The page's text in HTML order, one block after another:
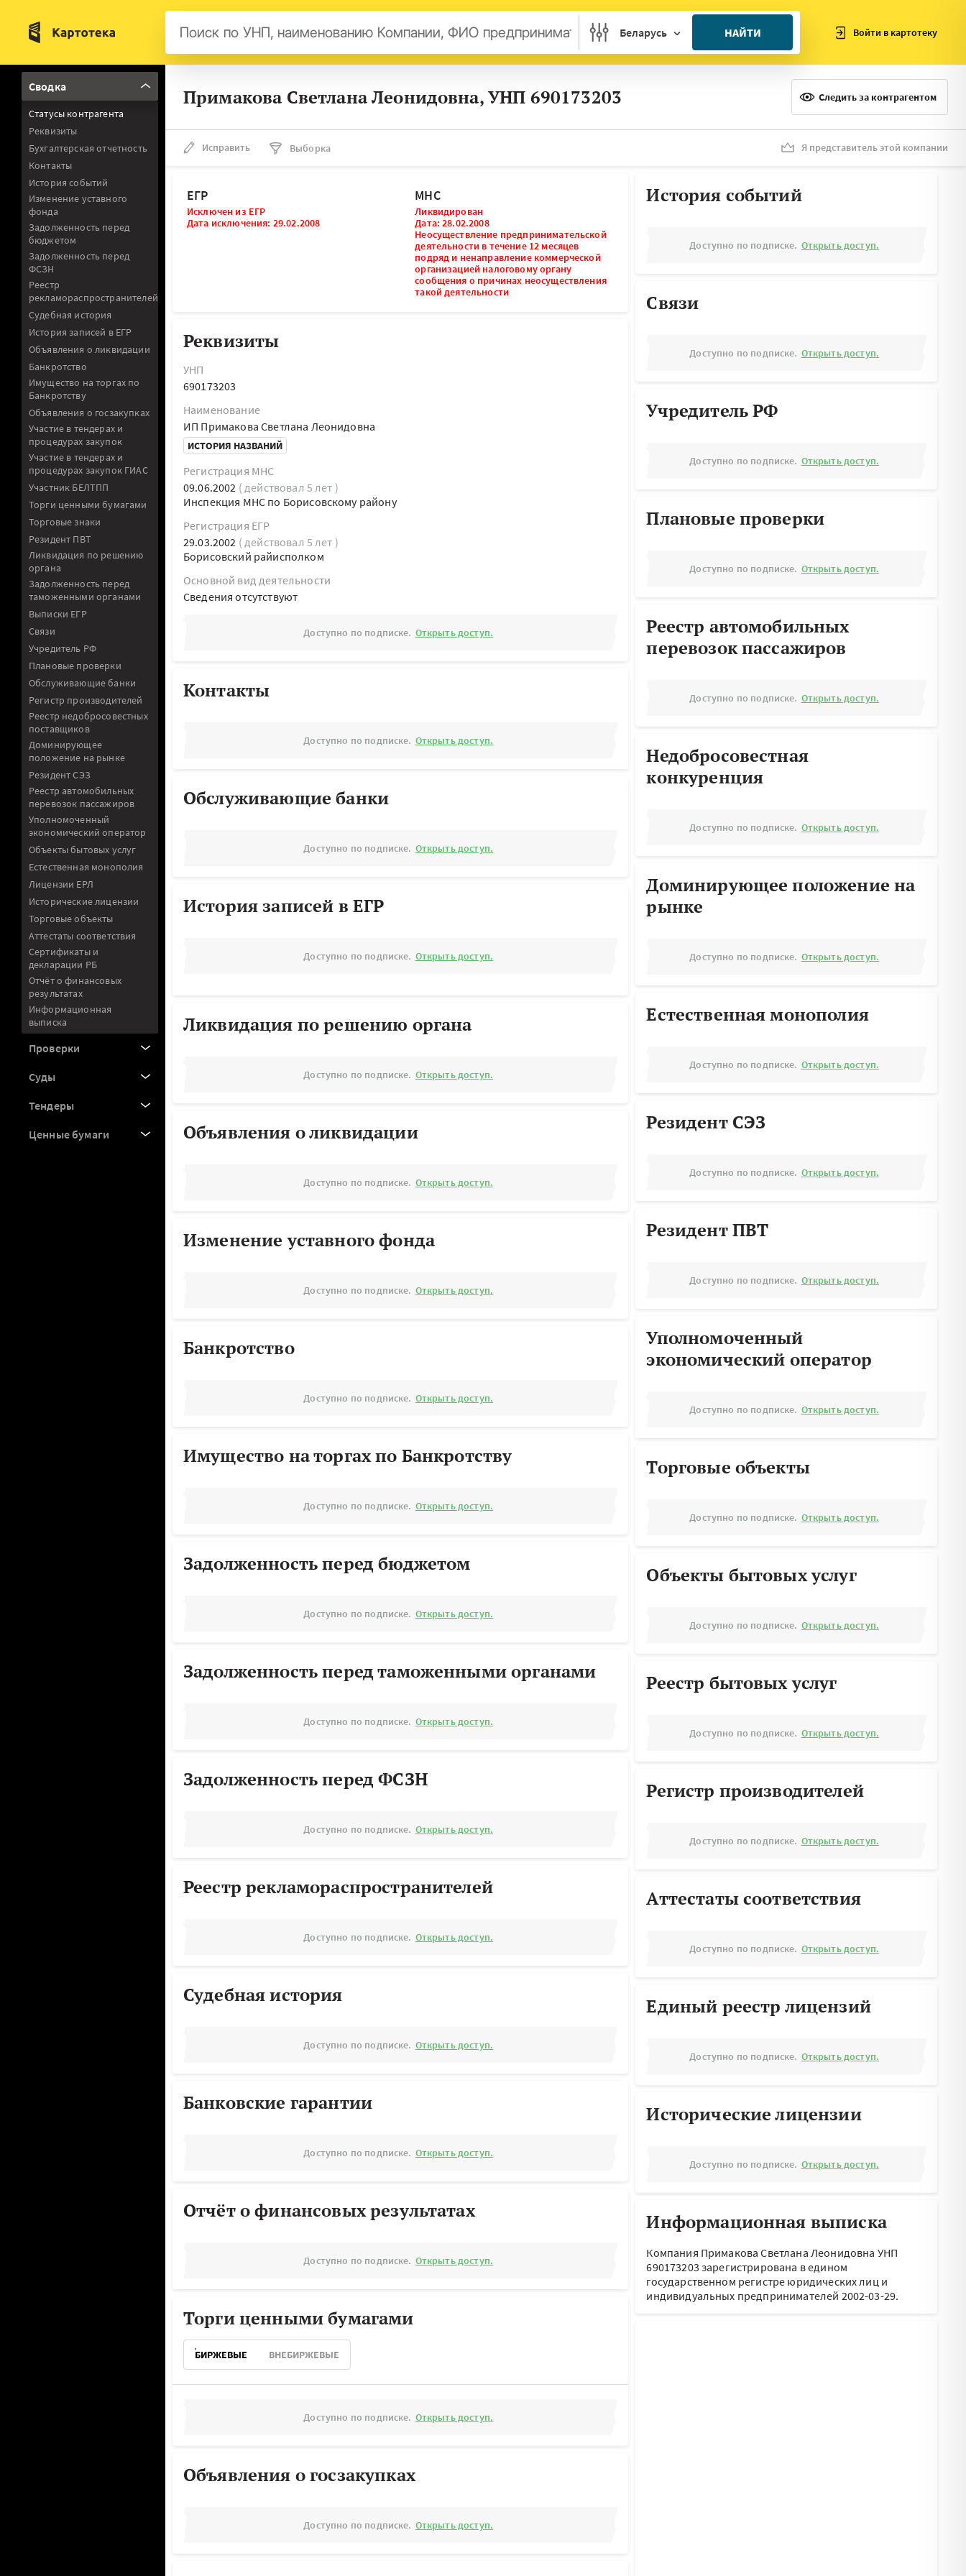
Беларусь
Австрия
Британия Бельгия
Германия
Люксембург
Финляндия
НАЙТИ Войти в картотеку
Сводка
Статусы контрагента
Реквизиты
Бухгалтерская отчетность
Контакты
История событий
Изменение уставного
фонда
Задолженность перед
бюджетом
Задолженность перед
ФСЗН
Реестр
рекламораспространителей
Судебная история
История записей в ЕГР
Объявления о ликвидации
Банкротство
Имущество на торгах по
Банкротству
Объявления о госзакупках
Участие в тендерах и
процедурах закупок
Участие в тендерах и
процедурах закупок ГИАС
Участник БЕЛТПП
Торги ценными бумагами
Торговые знаки
Резидент ПВТ
Ликвидация по решению
органа
Задолженность перед
таможенными органами
Выписки ЕГР
Связи
Учредитель РФ
Плановые проверки
Обслуживающие банки
Регистр производителей
Реестр недобросовестных
поставщиков
Доминирующее
положение на рынке
Резидент СЭЗ
Реестр автомобильных
перевозок пассажиров
Уполномоченный
экономический оператор
Объекты бытовых услуг
Естественная монополия
Лицензии ЕРЛ
Исторические лицензии
Торговые объекты
Аттестаты соответствия
Сертификаты и
декларации РБ
Отчёт о финансовых
результатах
Информационная
выписка
Проверки
Суды
Тендеры
Ценные бумаги
Примакова Светлана Леонидовна, УНП 690173203 Следить за контрагентом
Исправить Выборка Я представитель этой компании
ЕГР
Исключен из ЕГР
Дата исключения: 29.02.2008
МНС
Ликвидирован
Дата: 28.02.2008
Неосуществление предпринимательской
деятельности в течение 12 месяцев
подряд и ненаправление коммерческой
организацией налоговому органу
сообщения о причинах неосуществления
такой деятельности
Реквизиты
УНП
690173203
Наименование
ИП Примакова Светлана Леонидовна
ИСТОРИЯ НАЗВАНИЙ
Регистрация МНС
09.06.2002 ( действовал 5 лет )
Инспекция МНС по Борисовскому району
Регистрация ЕГР
29.03.2002 ( действовал 5 лет )
Борисовский райисполком
Основной вид деятельности
Cведения отсутствуют
Доступно по подписке. Открыть доступ.
Контакты
Доступно по подписке. Открыть доступ.
Обслуживающие банки
Доступно по подписке. Открыть доступ.
История записей в ЕГР
Доступно по подписке. Открыть доступ.
Ликвидация по решению органа
Доступно по подписке. Открыть доступ.
Объявления о ликвидации
Доступно по подписке. Открыть доступ.
Изменение уставного фонда
Доступно по подписке. Открыть доступ.
Банкротство
Доступно по подписке. Открыть доступ.
Имущество на торгах по Банкротству
Доступно по подписке. Открыть доступ.
Задолженность перед бюджетом
Доступно по подписке. Открыть доступ.
Задолженность перед таможенными органами
Доступно по подписке. Открыть доступ.
Задолженность перед ФСЗН
Доступно по подписке. Открыть доступ.
Реестр рекламораспространителей
Доступно по подписке. Открыть доступ.
Судебная история
Доступно по подписке. Открыть доступ.
Банковские гарантии
Доступно по подписке. Открыть доступ.
Отчёт о финансовых результатах
Доступно по подписке. Открыть доступ.
Торги ценными бумагами
БИРЖЕВЫЕ ВНЕБИРЖЕВЫЕ
Доступно по подписке. Открыть доступ.
Объявления о госзакупках
Доступно по подписке. Открыть доступ.
История событий
Доступно по подписке. Открыть доступ.
Связи
Доступно по подписке. Открыть доступ.
Учредитель РФ
Доступно по подписке. Открыть доступ.
Плановые проверки
Доступно по подписке. Открыть доступ.
Реестр автомобильных
перевозок пассажиров
Доступно по подписке. Открыть доступ.
Недобросовестная
конкуренция
Доступно по подписке. Открыть доступ.
Доминирующее положение на
рынке
Доступно по подписке. Открыть доступ.
Естественная монополия
Доступно по подписке. Открыть доступ.
Резидент СЭЗ
Доступно по подписке. Открыть доступ.
Резидент ПВТ
Доступно по подписке. Открыть доступ.
Уполномоченный
экономический оператор
Доступно по подписке. Открыть доступ.
Торговые объекты
Доступно по подписке. Открыть доступ.
Объекты бытовых услуг
Доступно по подписке. Открыть доступ.
Реестр бытовых услуг
Доступно по подписке. Открыть доступ.
Регистр производителей
Доступно по подписке. Открыть доступ.
Аттестаты соответствия
Доступно по подписке. Открыть доступ.
Единый реестр лицензий
Доступно по подписке. Открыть доступ.
Исторические лицензии
Доступно по подписке. Открыть доступ.
Информационная выписка
Компания Примакова Светлана Леонидовна УНП
690173203 зарегистрирована в едином
государственном регистре юридических лиц и
индивидуальных предпринимателей 2002-03-29.